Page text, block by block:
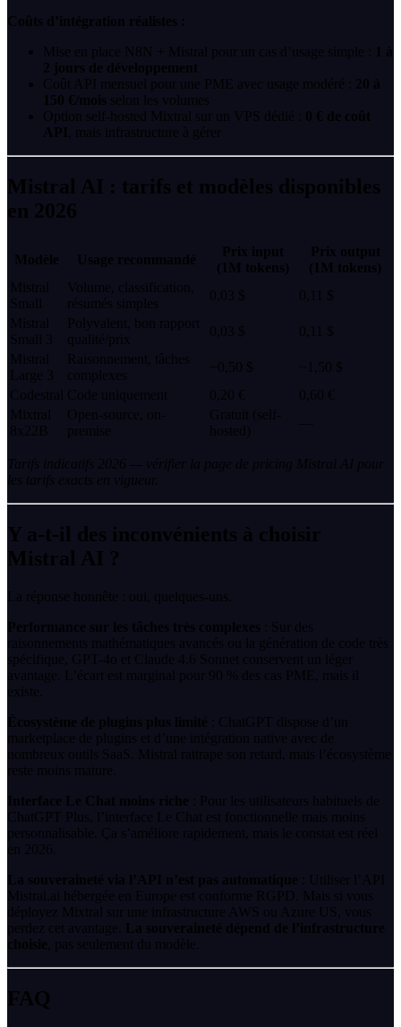
Coûts d’intégration réalistes :
Mise en place N8N + Mistral pour un cas d’usage simple :
1 à
2 jours de développement
Coût API mensuel pour une PME avec usage modéré : 20 à
150 €/mois selon les volumes
Option self-hosted Mixtral sur un VPS dédié : 0 € de coût
API
, mais infrastructure à gérer
Mistral AI : tarifs et modèles disponibles
en 2026
Modèle Usage recommandé
Prix input
(1M tokens)
Prix output
(1M tokens)
Mistral
Small
Volume, classification,
résumés simples
0,03 $
0,11 $
Mistral
Small 3
Polyvalent, bon rapport
qualité/prix
0,03 $
0,11 $
Mistral
Large 3
Raisonnement, tâches
complexes
~0,50 $
~1,50 $
Codestral Code uniquement 0,20 €
0,60 €
Mixtral
8x22B
Open-source, on-
premise
Gratuit (self-
hosted)
Tarifs indicatifs 2026 — vérifier la page de pricing Mistral AI pour
les tarifs exacts en vigueur.
Y a-t-il des inconvénients à choisir
Mistral AI ?
La réponse honnête : oui, quelques-uns.
Performance sur les tâches très complexes : Sur des
raisonnements mathématiques avancés ou la génération de code très
spécifique, GPT-4o et Claude 4.6 Sonnet conservent un léger
avantage. L’écart est marginal pour 90 % des cas PME, mais il
existe.
Écosystème de plugins plus limité : ChatGPT dispose d’un
marketplace de plugins et d’une intégration native avec de
nombreux outils SaaS. Mistral rattrape son retard, mais l’écosystème
reste moins mature.
Interface Le Chat moins riche : Pour les utilisateurs habituels de
ChatGPT Plus, l’interface Le Chat est fonctionnelle mais moins
personnalisable. Ça s’améliore rapidement, mais le constat est réel
en 2026.
La souveraineté via l’API n’est pas automatique : Utiliser l’API
Mistral.ai hébergée en Europe est conforme RGPD. Mais si vous
déployez Mixtral sur une infrastructure AWS ou Azure US, vous
perdez cet avantage.
La souveraineté dépend de l’infrastructure
choisie , pas seulement du modèle.
FAQ